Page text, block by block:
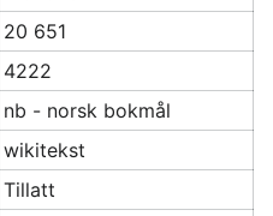
20 651
4222
nb - norsk bokmål
wikitekst
Tillatt